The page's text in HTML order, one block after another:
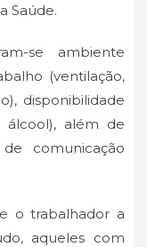
Saúde.
se ambiente
(ventilação,
disponibilidade
álcool), além de
comunicação
o trabalhador a
aqueles com